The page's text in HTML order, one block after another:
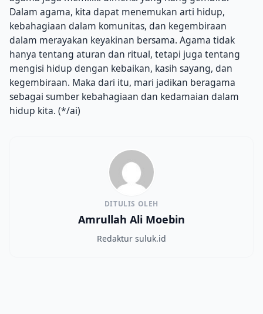
Dalam agama, kita dapat menemukan arti hidup,
kebahagiaan dalam komunitas, dan kegembiraan
dalam merayakan keyakinan bersama. Agama tidak
hanya tentang aturan dan ritual, tetapi juga tentang
mengisi hidup dengan kebaikan, kasih sayang, dan
kegembiraan. Maka dari itu, mari jadikan beragama
sebagai sumber kebahagiaan dan kedamaian dalam
hidup kita. (*/ai)
DITULIS OLEH
Amrullah Ali Moebin
Redaktur suluk.id